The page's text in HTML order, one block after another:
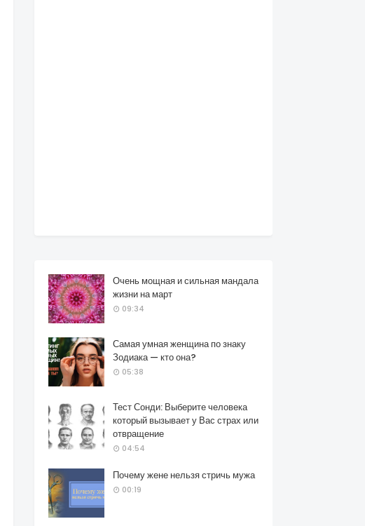
Очень мощная и сильная мандала
жизни на март
09:34
Самая умная женщина по знаку
Зодиака — кто она?
05:38
Тест Сонди: Выберите человека
который вызывает у Вас страх или
отвращение
04:54
Почему жене нельзя стричь мужа
00:19